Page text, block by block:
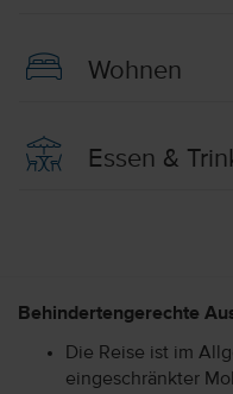
Wohnen
Essen &
Behindertengerechte
Die Reise ist im
eingeschränkter